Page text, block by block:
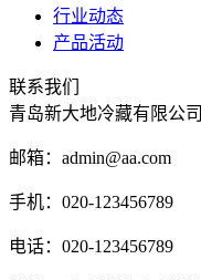
行业动态
产品活动
联系我们
青岛新大地冷藏有限公司
邮箱：admin@aa.com
手机：020-123456789
电话：020-123456789